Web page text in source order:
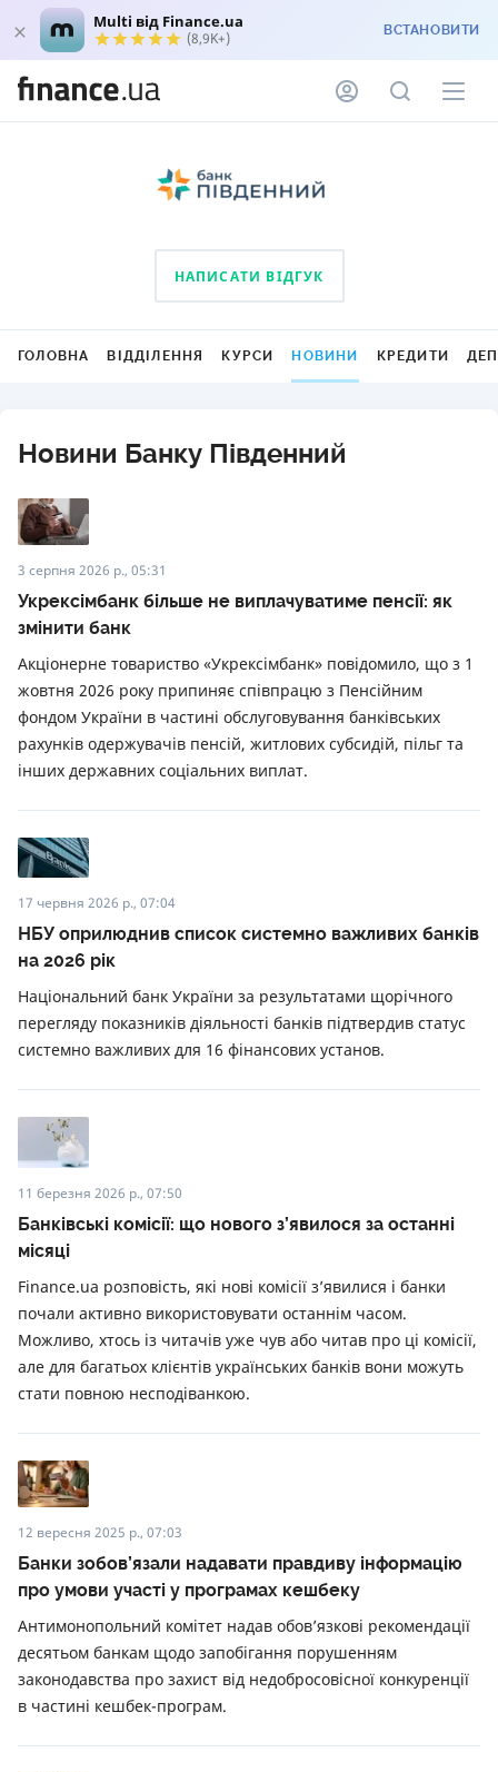
Multi від Finance.ua
(8,9K+) ВСТАНОВИТИ
НАПИСАТИ ВІДГУК
ГОЛОВНА ВІДДІЛЕННЯ КУРСИ НОВИНИ КРЕДИТИ
Новини Банку Південний
3 серпня 2026 р., 05:31
Укрексімбанк більше не виплачуватиме пенсії: як
змінити банк
Акціонерне товариство «Укрексімбанк» повідомило, що з 1
жовтня 2026 року припиняє співпрацю з Пенсійним
фондом України в частині обслуговування банківських
рахунків одержувачів пенсій, житлових субсидій, пільг та
інших державних соціальних виплат.
17 червня 2026 р., 07:04
НБУ оприлюднив список системно важливих банків
на 2026 рік
Національний банк України за результатами щорічного
перегляду показників діяльності банків підтвердив статус
системно важливих для 16 фінансових установ.
11 березня 2026 р., 07:50
Банківські комісії: що нового з’явилося за останні
місяці
Finance.ua розповість, які нові комісії з’явилися і банки
почали активно використовувати останнім часом.
Можливо, хтось із читачів уже чув або читав про ці комісії,
але для багатьох клієнтів українських банків вони можуть
стати повною несподіванкою.
12 вересня 2025 р., 07:03
Банки зобов’язали надавати правдиву інформацію
про умови участі у програмах кешбеку
Антимонопольний комітет надав обов’язкові рекомендації
десятьом банкам щодо запобігання порушенням
законодавства про захист від недобросовісної конкуренції
в частині кешбек-програм.